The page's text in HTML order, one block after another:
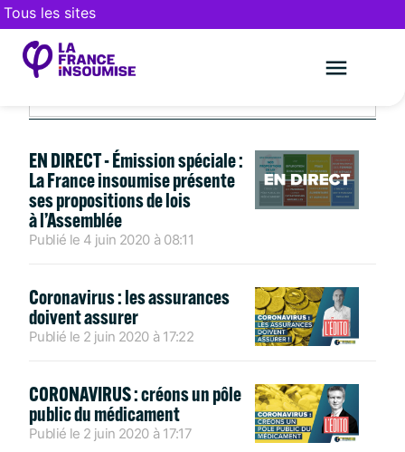
Tous les sites
NICHE PARLEMENTAIRE 2020
EN DIRECT - Émission spéciale :
La France insoumise présente
ses propositions de lois
à l’Assemblée
Publié le 4 juin 2020 à 08:11
Coronavirus : les assurances
doivent assurer
Publié le 2 juin 2020 à 17:22
CORONAVIRUS : créons un pôle
public du médicament
Publié le 2 juin 2020 à 17:17